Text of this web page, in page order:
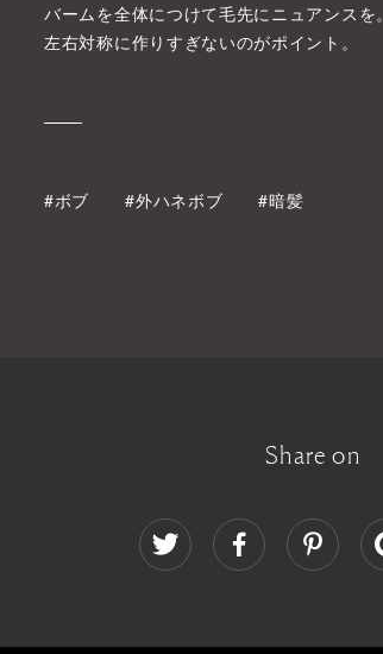
バームを全体につけて毛先にニュアンスを。
左右対称に作りすぎないのがポイント。
#ボブ #外ハネボブ #暗髪
Share on